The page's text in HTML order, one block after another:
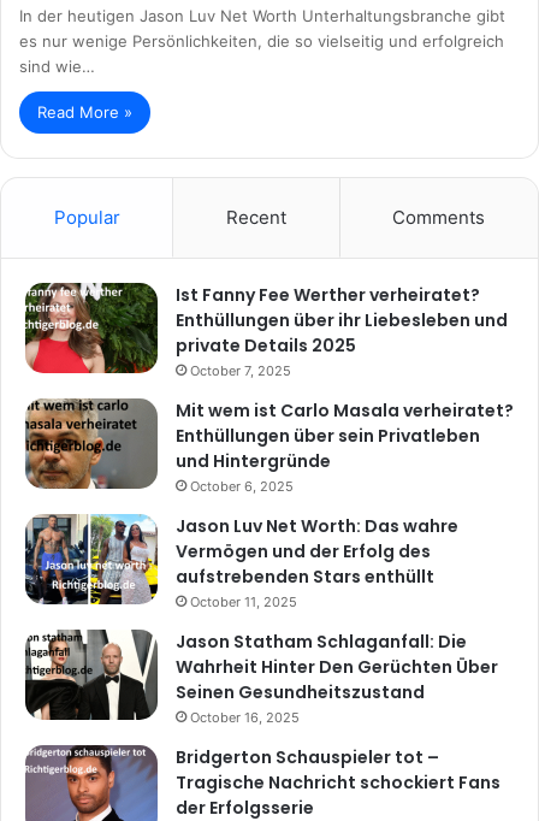
In der heutigen Jason Luv Net Worth Unterhaltungsbranche gibt
es nur wenige Persönlichkeiten, die so vielseitig und erfolgreich
sind wie…
Read More »
Popular Recent Comments
Ist Fanny Fee Werther verheiratet?
Enthüllungen über ihr Liebesleben und
private Details 2025
October 7, 2025
Mit wem ist Carlo Masala verheiratet?
Enthüllungen über sein Privatleben
und Hintergründe
October 6, 2025
Jason Luv Net Worth: Das wahre
Vermögen und der Erfolg des
aufstrebenden Stars enthüllt
October 11, 2025
Jason Statham Schlaganfall: Die
Wahrheit Hinter Den Gerüchten Über
Seinen Gesundheitszustand
October 16, 2025
Bridgerton Schauspieler tot –
Tragische Nachricht schockiert Fans
der Erfolgsserie